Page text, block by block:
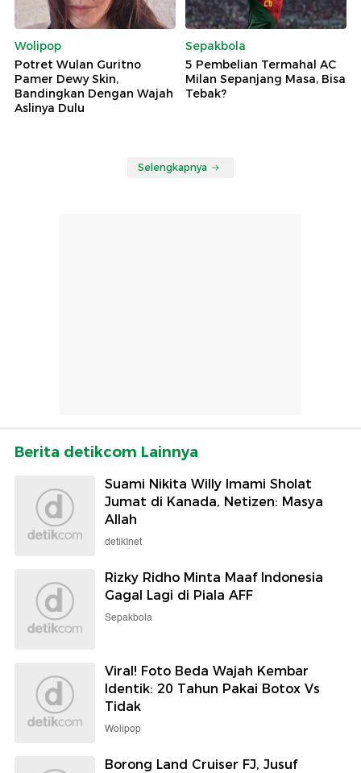
Wolipop
Potret Wulan Guritno
Pamer Dewy Skin,
Bandingkan Dengan Wajah
Aslinya Dulu
Sepakbola
5 Pembelian Termahal AC
Milan Sepanjang Masa, Bisa
Tebak?
Selengkapnya
Berita detikcom Lainnya
Suami Nikita Willy Imami Sholat
Jumat di Kanada, Netizen: Masya
Allah
detikInet
Rizky Ridho Minta Maaf Indonesia
Gagal Lagi di Piala AFF
Sepakbola
Viral! Foto Beda Wajah Kembar
Identik: 20 Tahun Pakai Botox Vs
Tidak
Wolipop
Borong Land Cruiser FJ, Jusuf